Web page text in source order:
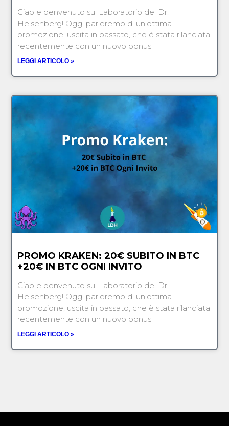
Ciao e benvenuto sul Laboratorio del Dr.
Heisenberg! Oggi parleremo di un’ottima
promozione, uscita in passato, che è stata rilanciata
recentemente con un nuovo bonus
LEGGI ARTICOLO »
PROMO KRAKEN: 20€ SUBITO IN BTC
+20€ IN BTC OGNI INVITO
Ciao e benvenuto sul Laboratorio del Dr.
Heisenberg! Oggi parleremo di un’ottima
promozione, uscita in passato, che è stata rilanciata
recentemente con un nuovo bonus
LEGGI ARTICOLO »